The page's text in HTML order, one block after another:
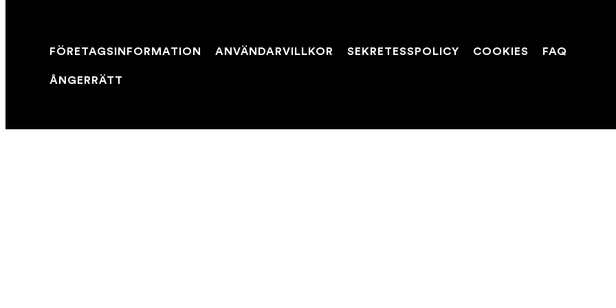
FÖRETAGSINFORMATION ANVÄNDARVILLKOR SEKRETESSPOLICY COOKIES FAQ
ÅNGERRÄTT